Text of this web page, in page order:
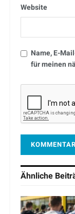
Website
Name, E-
für meinen
Ähnliche